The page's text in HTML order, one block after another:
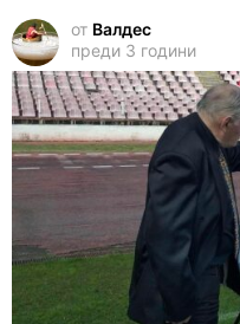
от Валдес
преди 3 години